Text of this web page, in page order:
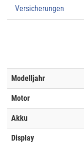
Versicherungen
Modelljahr
Motor
Akku
Display